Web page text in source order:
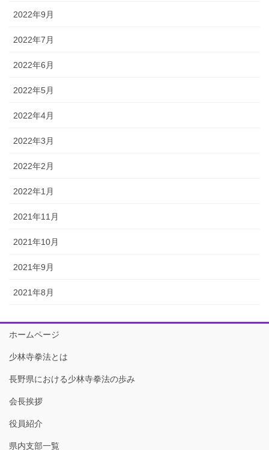
2022年9月
2022年7月
2022年6月
2022年5月
2022年4月
2022年3月
2022年2月
2022年1月
2021年11月
2021年10月
2021年9月
2021年8月
ホームページ
少林寺拳法とは
長野県における少林寺拳法の歩み
会長挨拶
役員紹介
県内支部一覧